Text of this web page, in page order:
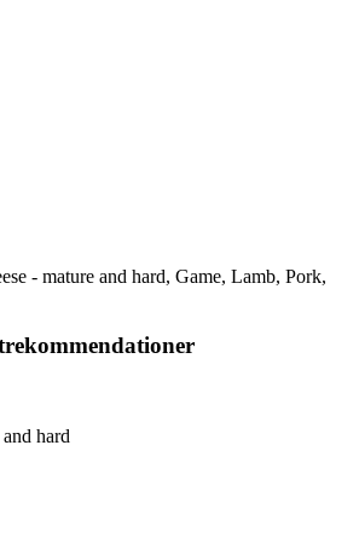
- mature and hard, Game, Lamb, Pork,
hard